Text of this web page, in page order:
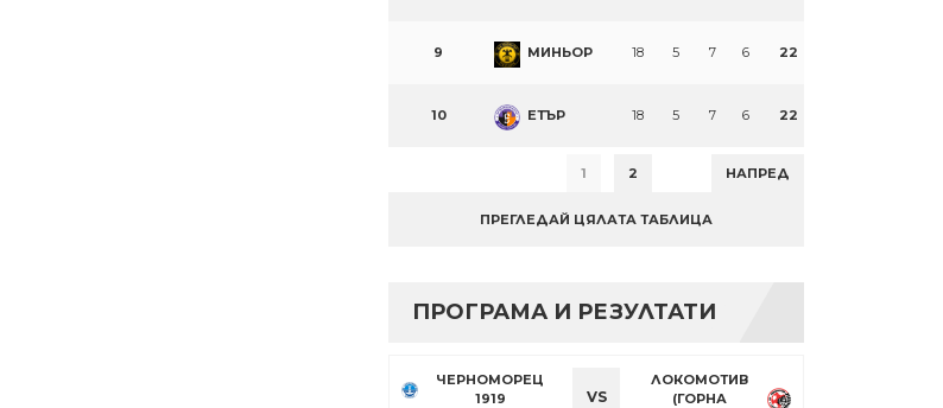
9 МИНЬОР 18 5 7 6 22
10 ЕТЪР 18 5 7 6 22
1 2 НАПРЕД
ПРЕГЛЕДАЙ ЦЯЛАТА ТАБЛИЦА
ПРОГРАМА И РЕЗУЛТАТИ
ЧЕРНОМОРЕЦ
1919
VS
ЛОКОМОТИВ
(ГОРНА